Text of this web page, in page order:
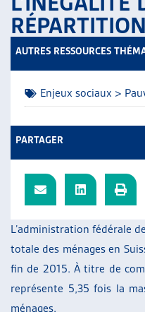
DOSSIERS DU MOIS
VEILLE
RESSOURCES
THÉMATIQUES
GUIDE SOCIAL ROMAND
JOURNÉES D’AUTOMNE
L’administration fédérale
totale des ménages en
fin de 2015. À titre de
représente 5,35 fois la
ménages.
AUTRES RESSOURCES
Enjeux sociaux >
PARTAGER